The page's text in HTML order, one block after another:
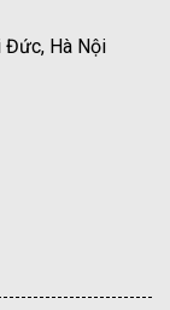
Đức, Hà Nội